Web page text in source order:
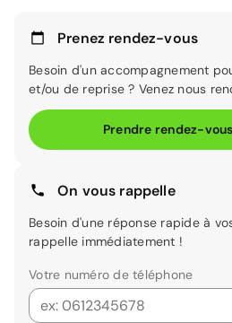
Prenez rendez-vous
Besoin d'un accompagnement
et/ou de reprise ? Venez nous
Prendre rendez-
On vous rappelle
Besoin d'une réponse rapide à
rappelle immédiatement !
Votre numéro de téléphone